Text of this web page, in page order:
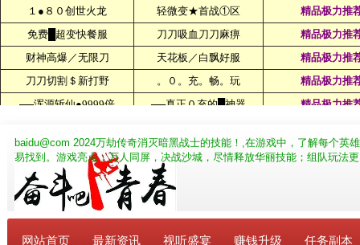
baidu@com 2024万劫传奇消灭暗黑战士的技能！,在游戏中，了解每个英
易找到。游戏亮点：万人同屏，决战沙城，尽情释放华丽技能；组队玩法
网站首页 最新资讯 视听盛宴 赚钱升级 任务副本